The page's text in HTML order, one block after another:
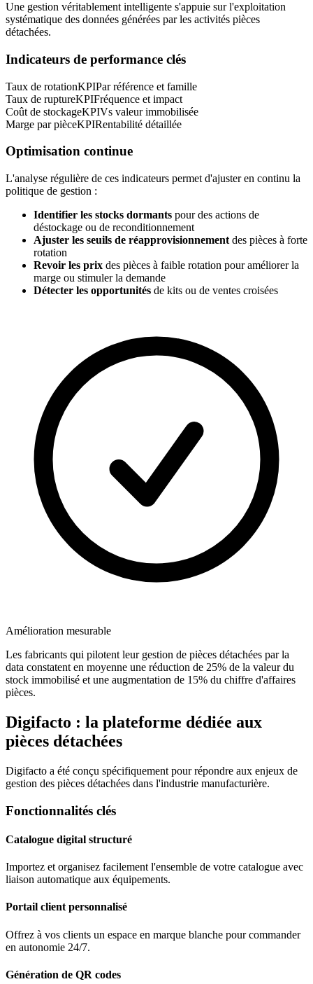
Une gestion véritablement intelligente s'appuie sur l'exploitation
systématique des données générées par les activités pièces
détachées.
Indicateurs de performance clés
Taux de rotationKPIPar référence et famille
Taux de ruptureKPIFréquence et impact
Coût de stockageKPIVs valeur immobilisée
Marge par pièceKPIRentabilité détaillée
Optimisation continue
L'analyse régulière de ces indicateurs permet d'ajuster en continu la
politique de gestion :
Identifier les stocks dormants pour des actions de
déstockage ou de reconditionnement
Ajuster les seuils de réapprovisionnement des pièces à forte
rotation
Revoir les prix des pièces à faible rotation pour améliorer la
marge ou stimuler la demande
Détecter les opportunités de kits ou de ventes croisées
Amélioration mesurable
Les fabricants qui pilotent leur gestion de pièces détachées par la
data constatent en moyenne une réduction de 25% de la valeur du
stock immobilisé et une augmentation de 15% du chiffre d'affaires
pièces.
Digifacto : la plateforme dédiée aux
pièces détachées
Digifacto a été conçu spécifiquement pour répondre aux enjeux de
gestion des pièces détachées dans l'industrie manufacturière.
Fonctionnalités clés
Catalogue digital structuré
Importez et organisez facilement l'ensemble de votre catalogue avec
liaison automatique aux équipements.
Portail client personnalisé
Offrez à vos clients un espace en marque blanche pour commander
en autonomie 24/7.
Génération de QR codes